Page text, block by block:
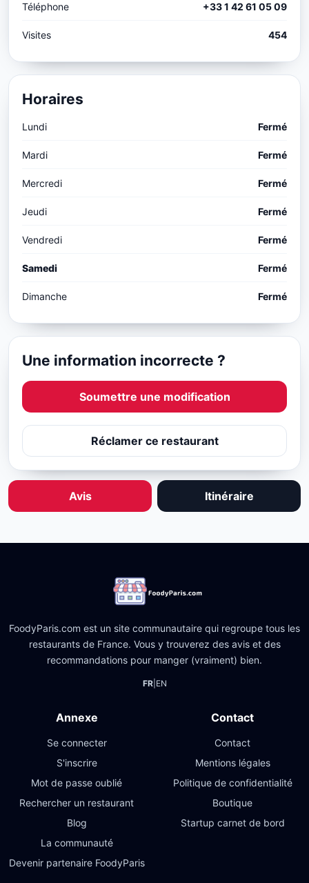
Téléphone +33 1 42 61 05 09
Visites 454
Horaires
Lundi Fermé
Mardi Fermé
Mercredi Fermé
Jeudi Fermé
Vendredi Fermé
Samedi Fermé
Dimanche Fermé
Une information incorrecte ?
Soumettre une modification
Réclamer ce restaurant
Avis Itinéraire
FoodyParis.com est un site communautaire qui regroupe tous les
restaurants de France. Vous y trouverez des avis et des
recommandations pour manger (vraiment) bien.
FR| EN
Annexe
Se connecter
S'inscrire
Mot de passe oublié
Rechercher un restaurant
Blog
La communauté
Devenir partenaire FoodyParis
Contact
Contact
Mentions légales
Politique de confidentialité
Boutique
Startup carnet de bord